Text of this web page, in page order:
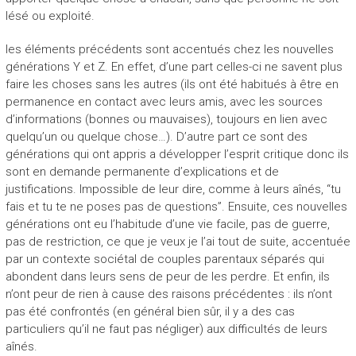
lésé ou exploité.
les éléments précédents sont accentués chez les nouvelles
générations Y et Z. En effet, d’une part celles-ci ne savent plus
faire les choses sans les autres (ils ont été habitués à être en
permanence en contact avec leurs amis, avec les sources
d’informations (bonnes ou mauvaises), toujours en lien avec
quelqu’un ou quelque chose…). D’autre part ce sont des
générations qui ont appris a développer l’esprit critique donc ils
sont en demande permanente d’explications et de
justifications. Impossible de leur dire, comme à leurs aînés, “tu
fais et tu te ne poses pas de questions”. Ensuite, ces nouvelles
générations ont eu l’habitude d’une vie facile, pas de guerre,
pas de restriction, ce que je veux je l’ai tout de suite, accentuée
par un contexte sociétal de couples parentaux séparés qui
abondent dans leurs sens de peur de les perdre. Et enfin, ils
n’ont peur de rien à cause des raisons précédentes : ils n’ont
pas été confrontés (en général bien sûr, il y a des cas
particuliers qu’il ne faut pas négliger) aux difficultés de leurs
aînés.